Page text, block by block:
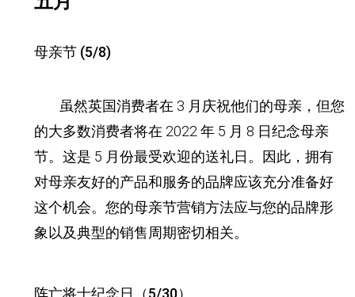
母亲节 (5/8)
虽然英国消费者在 3 月庆祝他们的母亲，但您
的大多数消费者将在 2022 年 5 月 8 日纪念母亲
节。这是 5 月份最受欢迎的送礼日。因此，拥有
对母亲友好的产品和服务的品牌应该充分准备好
这个机会。您的母亲节营销方法应与您的品牌形
象以及典型的销售周期密切相关。
阵亡将士纪念日（5/30）